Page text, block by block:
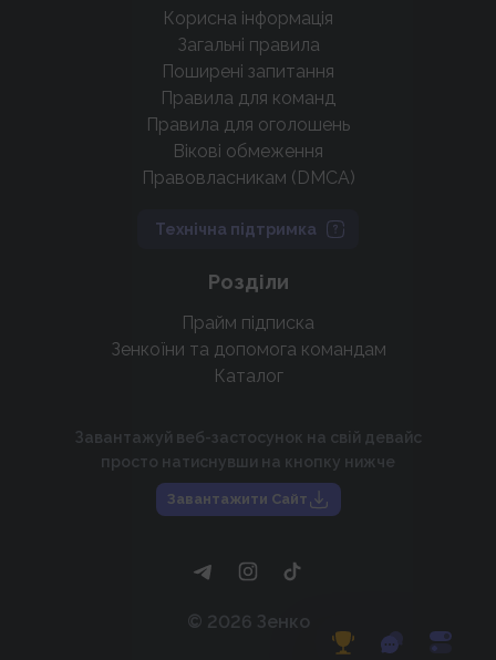
Корисна інформація
Загальні правила
Поширені запитання
Правила для команд
Правила для оголошень
Вікові обмеження
Правовласникам (DMCA)
Технічна підтримка
Розділи
Прайм підписка
Зенкоїни та допомога командам
Каталог
Завантажуй веб-застосунок на свій девайс
просто натиснувши на кнопку нижче
Завантажити Сайт
© 2026 Зенко